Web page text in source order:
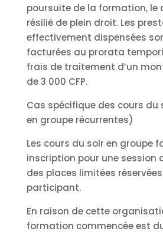
poursuite de la formation, le
résilié de plein droit. Les
effectivement dispensées
facturées au prorata
frais de traitement d’un
de 3 000 CFP.
Cas spécifique des cours
en groupe récurrentes)
Les cours du soir en groupe
inscription pour une session
des places limitées
participant.
En raison de cette
formation commencée est